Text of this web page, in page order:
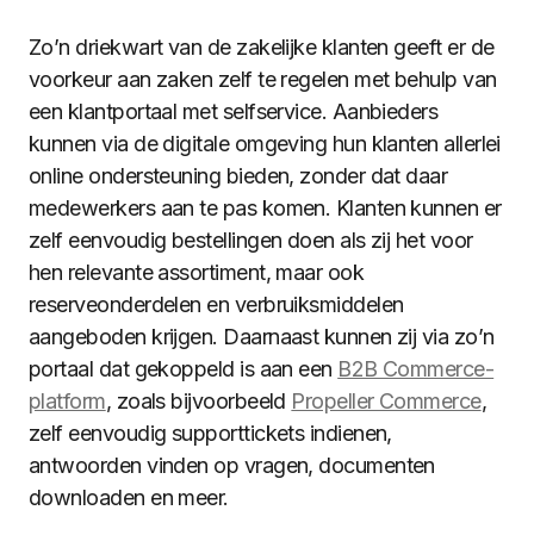
Zo’n driekwart van de zakelijke klanten geeft er de
voorkeur aan zaken zelf te regelen met behulp van
een klantportaal met selfservice. Aanbieders
kunnen via de digitale omgeving hun klanten allerlei
online ondersteuning bieden, zonder dat daar
medewerkers aan te pas komen. Klanten kunnen er
zelf eenvoudig bestellingen doen als zij het voor
hen relevante assortiment, maar ook
reserveonderdelen en verbruiksmiddelen
aangeboden krijgen. Daarnaast kunnen zij via zo’n
portaal dat gekoppeld is aan een B2B Commerce-
platform, zoals bijvoorbeeld Propeller Commerce,
zelf eenvoudig supporttickets indienen,
antwoorden vinden op vragen, documenten
downloaden en meer.